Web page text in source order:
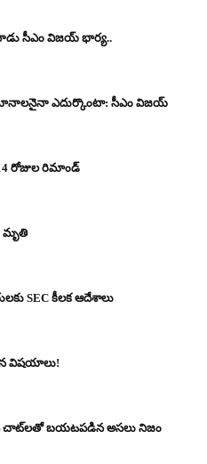
సీఎం విజయ్ భార్య..
ఎదుర్కొంటా: సీఎం విజయ్
రోజుల రిమాండ్
మృతి
SEC కీలక ఆదేశాలు
విషయాలు!
చాట్‌లతో బయటపడిన అసలు నిజం